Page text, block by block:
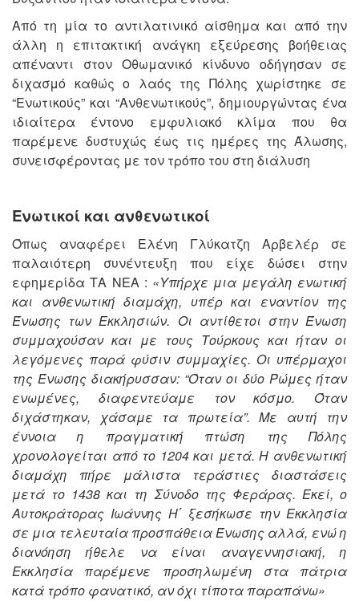
Από τη μία το αντιλατινικό αίσθημα και από την
άλλη η επιτακτική ανάγκη εξεύρεσης βοήθειας
απέναντι στον Οθωμανικό κίνδυνο οδήγησαν σε
διχασμό καθώς ο λαός της Πόλης χωρίστηκε σε
“Ενωτικούς” και “Ανθενωτικούς”, δημιουργώντας ένα
ιδιαίτερα έντονο εμφυλιακό κλίμα που θα
παρέμενε δυστυχώς έως τις ημέρες της Άλωσης,
συνεισφέροντας με τον τρόπο του στη διάλυση
Ενωτικοί και ανθενωτικοί
Όπως αναφέρει Ελένη Γλύκατζη Αρβελέρ σε
παλαιότερη συνέντευξη που είχε δώσει στην
εφημερίδα ΤΑ ΝΕΑ : «Υπήρχε μια μεγάλη ενωτική
και ανθενωτική διαμάχη, υπέρ και εναντίον της
Ένωσης των Εκκλησιών. Οι αντίθετοι στην Ένωση
συμμαχούσαν και με τους Τούρκους και ήταν οι
λεγόμενες παρά φύσιν συμμαχίες. Οι υπέρμαχοι
της Ένωσης διακήρυσσαν: “Όταν οι δύο Ρώμες ήταν
ενωμένες, διαφεντεύαμε τον κόσμο. Όταν
διχάστηκαν, χάσαμε τα πρωτεία”. Με αυτή την
έννοια η πραγματική πτώση της Πόλης
χρονολογείται από το 1204 και μετά. Η ανθενωτική
διαμάχη πήρε μάλιστα τεράστιες διαστάσεις
μετά το 1438 και τη Σύνοδο της Φεράρας. Εκεί, ο
Αυτοκράτορας Ιωάννης Η΄ ξεσήκωσε την Εκκλησία
σε μια τελευταία προσπάθεια Ένωσης αλλά, ενώ η
διανόηση ήθελε να είναι αναγεννησιακή, η
Εκκλησία παρέμενε προσηλωμένη στα πάτρια
κατά τρόπο φανατικό, αν όχι τίποτα παραπάνω»